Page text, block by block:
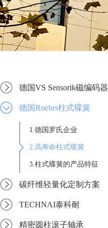
德国VS Sensorik磁编码器
德国Roehrs柱式碟簧
1.德国罗氏企业
2.高寿命柱式碟簧
3.柱式碟簧的产品特征
碳纤维轻量化定制方案
TECHNAI泰科耐
精密圆柱滚子轴承